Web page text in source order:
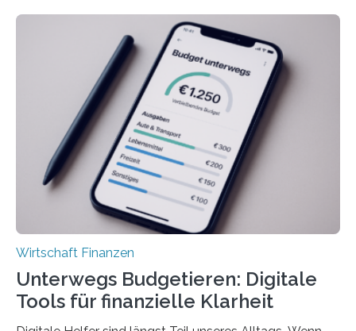
Unterkünfte fast überall deutlich teurer geworden. Für
viele Beschäftigte ist deshalb das zumeist im Juni oder
Juli ausgezahlte Urlaubsgeld ein wichtiger Faktor, um
sich den wohlverdienten Jahresurlaub leisten zu
können. Allerdings erhält mit 44 Prozent noch nicht
einmal die Hälfte aller Beschäftigten in der
Privatwirtschaft Urlaubsgeld. Zu diesem…
Wirtschaft Finanzen
Unterwegs Budgetieren: Digitale
Tools für finanzielle Klarheit